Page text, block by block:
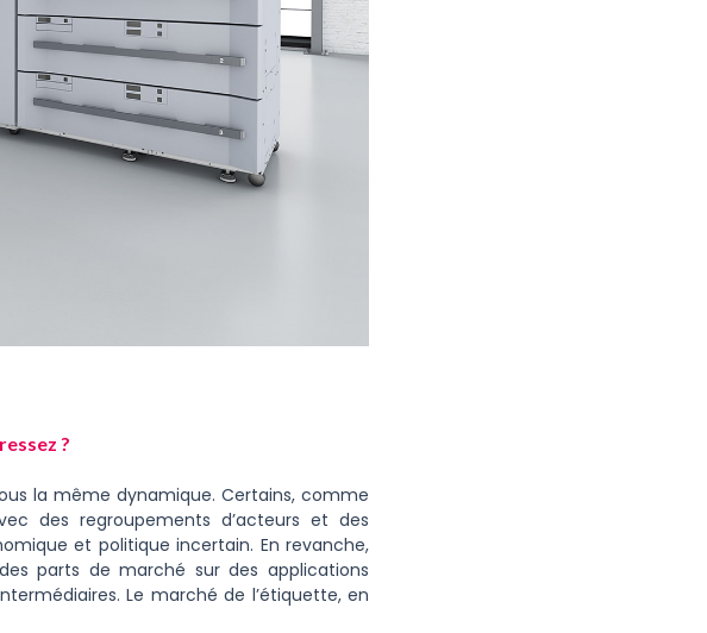
?
la même dynamique. Certains, comme
des regroupements d’acteurs et des
et politique incertain. En revanche,
parts de marché sur des applications
Le marché de l’étiquette, en